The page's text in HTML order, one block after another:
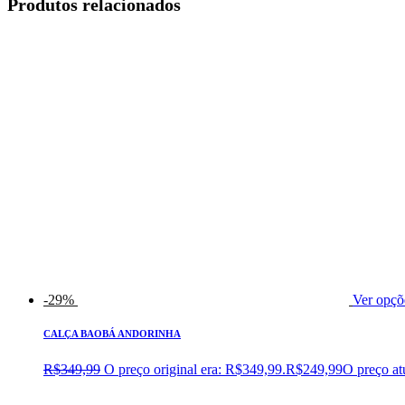
Produtos relacionados
-29% Ver
CALÇA BAOBÁ ANDORINHA
R$349,99 O preço original era: R$349,99.R$249,99O preço